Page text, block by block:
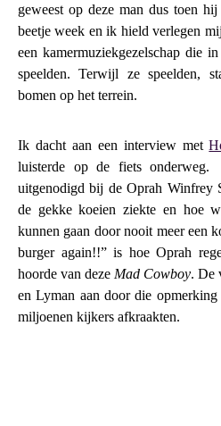
geweest op deze man dus toen
beetje week en ik hield verlegen
een kamermuziekgezelschap die
speelden. Terwijl ze speelden,
bomen op het terrein.
Ik dacht aan een interview met
luisterde op de fiets
uitgenodigd bij de Oprah Winfrey
de gekke koeien ziekte en hoe
kunnen gaan door nooit meer een
burger again!!” is hoe Oprah
hoorde van deze Mad Cowboy. De
en Lyman aan door die opmerking
miljoenen kijkers afkraakten.